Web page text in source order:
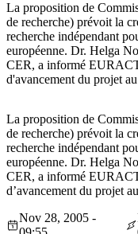
La proposition de
de recherche) prévoit la
recherche indépendant
européenne. Dr. Helga
CER, a informé
d'avancement du projet
La proposition de
de recherche) prévoit la
recherche indépendant
européenne. Dr. Helga
CER, a informé
d’avancement du projet
Nov 28, 2005 -